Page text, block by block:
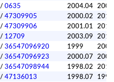
/0635 2004.04
/47309905 2000.02
/47309906 2001.01
/ 12709 2003.09
/36547096920 1999
/36547096923 2000.07
/36547098944 1998.02
/47136013 1998.07